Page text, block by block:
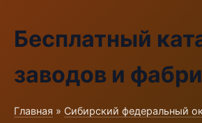
Бесплатный
заводов и
Главная » Сибирский федеральный